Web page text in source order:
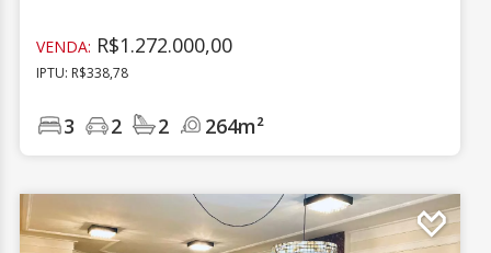
VENDA: R$1.272.000,00
IPTU: R$338,78
3 2 2 264m²